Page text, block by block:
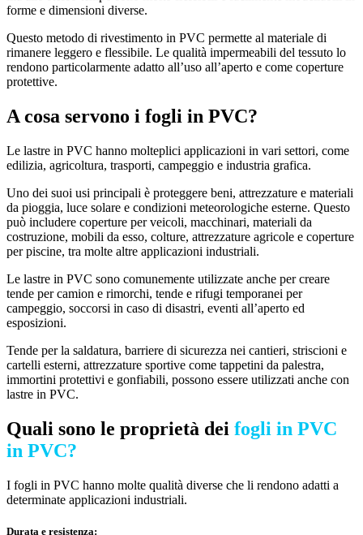
forme e dimensioni diverse.
Questo metodo di rivestimento in PVC permette al materiale di
rimanere leggero e flessibile. Le qualità impermeabili del tessuto lo
rendono particolarmente adatto all’uso all’aperto e come coperture
protettive.
A cosa servono i fogli in PVC?
Le lastre in PVC hanno molteplici applicazioni in vari settori, come
edilizia, agricoltura, trasporti, campeggio e industria grafica.
Uno dei suoi usi principali è proteggere beni, attrezzature e materiali
da pioggia, luce solare e condizioni meteorologiche esterne. Questo
può includere coperture per veicoli, macchinari, materiali da
costruzione, mobili da esso, colture, attrezzature agricole e coperture
per piscine, tra molte altre applicazioni industriali.
Le lastre in PVC sono comunemente utilizzate anche per creare
tende per camion e rimorchi, tende e rifugi temporanei per
campeggio, soccorsi in caso di disastri, eventi all’aperto ed
esposizioni.
Tende per la saldatura, barriere di sicurezza nei cantieri, striscioni e
cartelli esterni, attrezzature sportive come tappetini da palestra,
immortini protettivi e gonfiabili, possono essere utilizzati anche con
lastre in PVC.
Quali sono le proprietà dei fogli in PVC
in PVC?
I fogli in PVC hanno molte qualità diverse che li rendono adatti a
determinate applicazioni industriali.
Durata e resistenza: